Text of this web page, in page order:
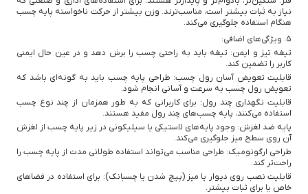
نیاز به ثبات بیشتر است، مناسب‌ترند. وزن بیشتر از حرکت ناخواسته پایه چسب
هنگام استفاده جلوگیری می‌کند.
5. ویژگی‌های اضافی:
تیغه تیز و ایمن: تیغه باید به راحتی چسب را برش دهد و در عین حال ایمنی
کاربر را تضمین کند.
قابلیت تعویض آسان رول چسب: طراحی پایه چسب باید به گونه‌ای باشد که
تعویض رول چسب به سرعت و آسانی انجام شود.
قابلیت نگهداری چند رول: برای کاربرانی که به طور همزمان از چند نوع چسب
استفاده می‌کنند، پایه چسب‌های چند رول مفید هستند.
پایه ضد لغزش: وجود پایه‌های لاستیکی یا سیلیکونی در زیر پایه چسب از لغزش
آن روی سطح میز جلوگیری می‌کند.
طراحی ارگونومیک: طراحی مناسب می‌تواند استفاده طولانی مدت از پایه چسب را
راحت‌تر کند.
قابلیت نصب روی دیوار یا میز (پیچ شدن یا چسبانک): برای استفاده در فضاهای
خاص یا برای ثبات بیشتر.